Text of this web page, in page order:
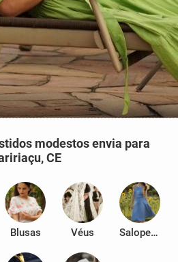
modestos envia para
CE
Blusas Véus Salopetes